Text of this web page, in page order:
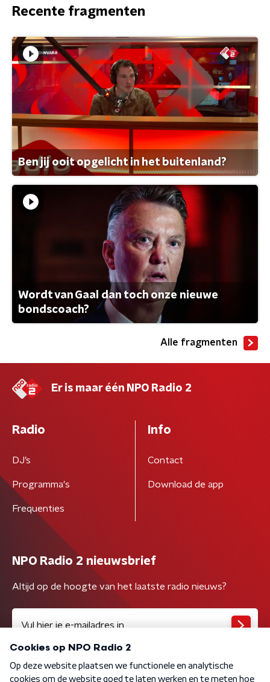
Recente fragmenten
Ben jij ooit opgelicht in het buitenland?
Wordt van Gaal dan toch onze nieuwe
bondscoach?
Alle fragmenten
Er is maar één NPO Radio 2
Radio
DJ’s
Programma's
Frequenties
Info
Contact
Download de app
NPO Radio 2 nieuwsbrief
Altijd op de hoogte van het laatste radio nieuws?